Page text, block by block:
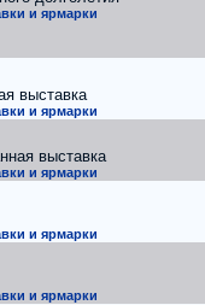
и ярмарки
выставка
и ярмарки
выставка
и ярмарки
и ярмарки
и ярмарки